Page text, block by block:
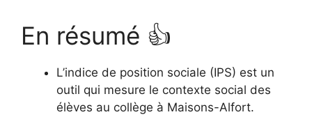
En résumé 👍
L’indice de position sociale (IPS) est un
outil qui mesure le contexte social des
élèves au collège à Maisons-Alfort.